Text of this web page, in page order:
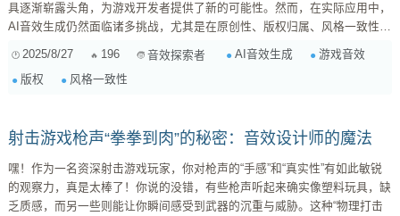
具逐渐崭露头角，为游戏开发者提供了新的可能性。然而，在实际应用中，
AI音效生成仍然面临诸多挑战，尤其是在原创性、版权归属、风格一致性和
质量稳定性等方面。本文将深入探讨这些挑战，并提出相应的解决方案和未
成工具，其训练数据往往来源于大量的现有音频素材。这意味着，生成的音
2025/8/27 196 音效探索者 AI音效生成
游戏音效
版权
风格一致性
射击游戏枪声“拳拳到肉”的秘密：音效设计师的魔法
嘿！作为一名资深射击游戏玩家，你对枪声的“手感”和“真实性”有如此敏锐
的观察力，真是太棒了！你说的没错，有些枪声听起来确实像塑料玩具，缺
乏质感，而另一些则能让你瞬间感受到武器的沉重与威胁。这种“物理打击